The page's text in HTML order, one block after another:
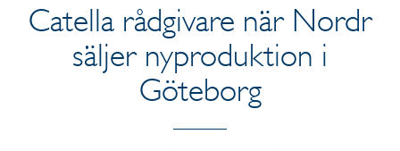
Catella rådgivare när Nordr
säljer nyproduktion i
Göteborg